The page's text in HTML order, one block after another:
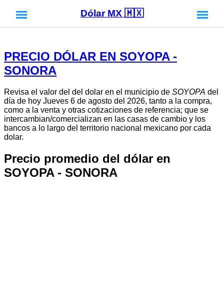
Dólar MX 🇲🇽
PRECIO DÓLAR EN SOYOPA -
SONORA
Revisa el valor del del dolar en el municipio de SOYOPA del
día de hoy Jueves 6 de agosto del 2026, tanto a la compra,
como a la venta y otras cotizaciones de referencia; que se
intercambian/comercializan en las casas de cambio y los
bancos a lo largo del territorio nacional mexicano por cada
dolar.
Precio promedio del dólar en
SOYOPA - SONORA